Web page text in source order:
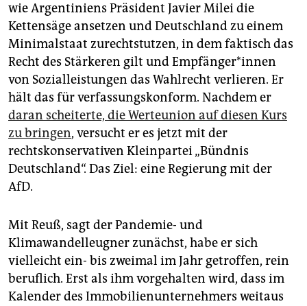
wie Argentiniens Präsident Javier Milei die
Kettensäge ansetzen und Deutschland zu einem
Minimalstaat zurechtstutzen, in dem faktisch das
Recht des Stärkeren gilt und Emp­fän­ge­r*in­nen
von Sozialleistungen das Wahlrecht verlieren. Er
hält das für verfassungskonform. Nachdem er
daran scheiterte, die Werteunion auf diesen Kurs
zu bringen, versucht er es jetzt mit der
rechtskonservativen Kleinpartei „Bündnis
Deutschland“. Das Ziel: eine Regierung mit der
AfD.
Mit Reuß, sagt der Pandemie- und
Klimawandelleugner zunächst, habe er sich
vielleicht ein- bis zweimal im Jahr getroffen, rein
beruflich. Erst als ihm vorgehalten wird, dass im
Kalender des Immobilienunternehmers weitaus